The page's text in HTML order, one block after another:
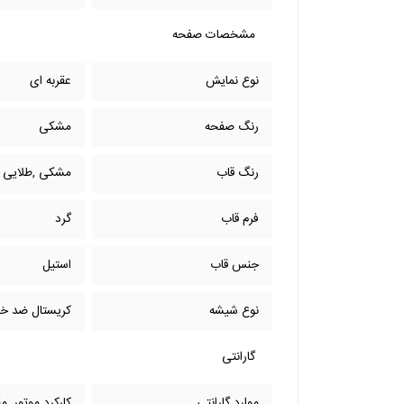
مشخصات صفحه
نوع نمایش عقربه ای
رنگ صفحه مشکی
رنگ قاب مشکی ,طلایی
فرم قاب گرد
جنس قاب استیل
نوع شیشه کریستال
گارانتی